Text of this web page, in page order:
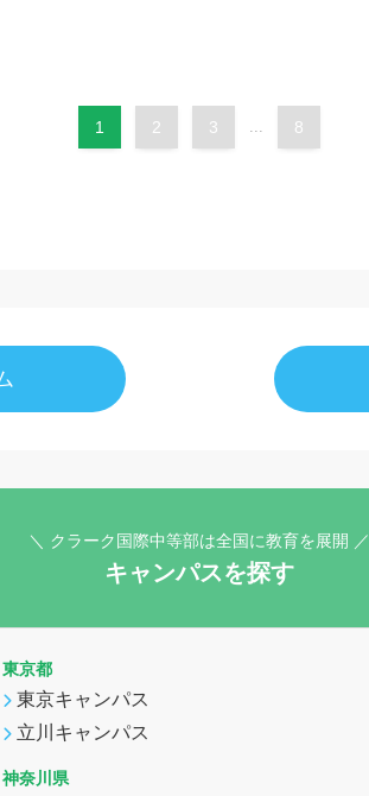
1 2 3 8
＼ クラーク国際中等部は全国に教育を展開 ／
キャンパスを探す
東京都
東京キャンパス
立川キャンパス
神奈川県